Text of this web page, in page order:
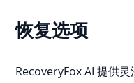
恢复选项
RecoveryFox AI 提供